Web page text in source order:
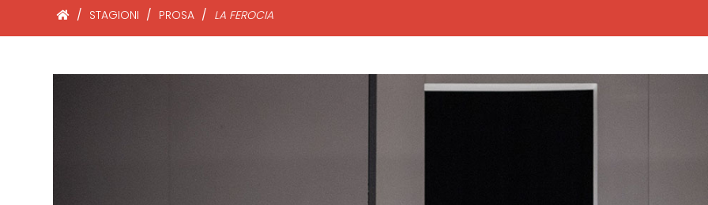
/ STAGIONI / PROSA / LA FEROCIA